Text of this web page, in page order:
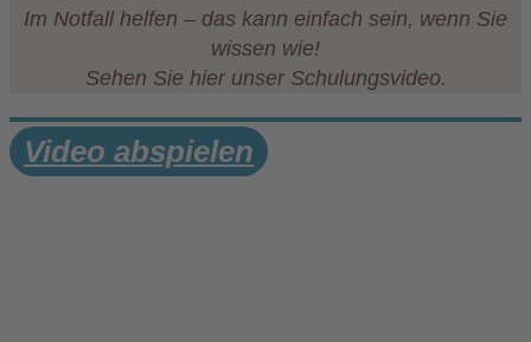
Im Notfall helfen – das kann einfach sein, wenn Sie
wissen wie!
Sehen Sie hier unser Schulungsvideo.
Video abspielen